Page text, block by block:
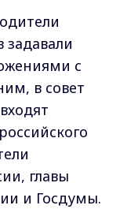
с
в совет
главы
и Госдумы.